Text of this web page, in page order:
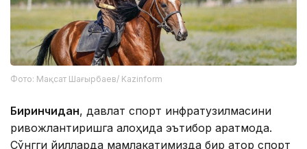
Фото: Мақсат Шағырбаев/ Kazinform
Биринчидан, давлат спорт инфратузилмасини
ривожлантиришга алоҳида эътибор қаратмоқда.
Сўнгги йилларда мамлакатимизда бир қатор спорт